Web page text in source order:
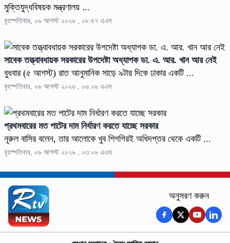
মুক্তিযুদ্ধবিষয়ক মন্ত্রণালয় ...
বৃহস্পতিবার, ০৬ আগস্ট ২০২৬ , ০৮:৪৭ এএম
সাবেক তত্ত্বাবধায়ক সরকারের উপদেষ্টা অধ্যাপক ডা. এ. আর. খান আর নেই
বুধবার (৫ আগস্ট) রাত আনুমানিক সাড়ে ৯টার দিকে ঢাকার একটি ...
বৃহস্পতিবার, ০৬ আগস্ট ২০২৬ , ০৬:২৬ এএম
প্রথমবারের মত পাটের দাম নির্ধারণ করতে যাচ্ছে সরকার
নূরুল বাসির বলেন, তার আলোকে খুব শিগগিরই অধিদপ্তর থেকে একটি ...
বৃহস্পতিবার, ০৬ আগস্ট ২০২৬ , ০৩:০৬ এএম
অনুসরণ করুন